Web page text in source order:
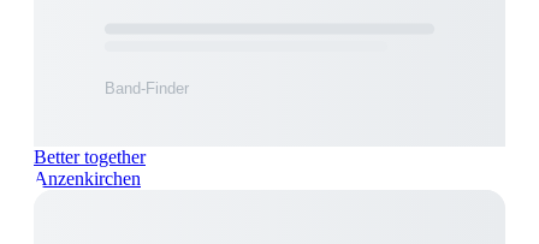
Better together
Anzenkirchen